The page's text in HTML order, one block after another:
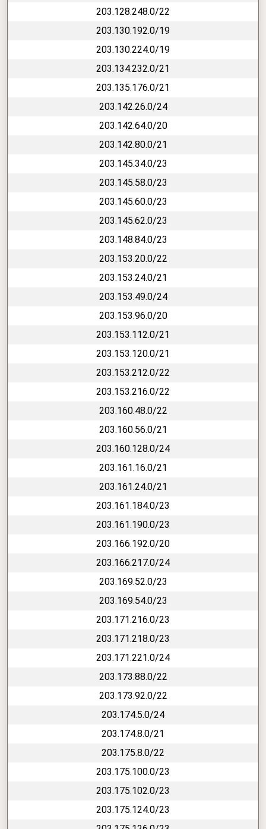
203.128.248.0/22
203.130.192.0/19
203.130.224.0/19
203.134.232.0/21
203.135.176.0/21
203.142.26.0/24
203.142.64.0/20
203.142.80.0/21
203.145.34.0/23
203.145.58.0/23
203.145.60.0/23
203.145.62.0/23
203.148.84.0/23
203.153.20.0/22
203.153.24.0/21
203.153.49.0/24
203.153.96.0/20
203.153.112.0/21
203.153.120.0/21
203.153.212.0/22
203.153.216.0/22
203.160.48.0/22
203.160.56.0/21
203.160.128.0/24
203.161.16.0/21
203.161.24.0/21
203.161.184.0/23
203.161.190.0/23
203.166.192.0/20
203.166.217.0/24
203.169.52.0/23
203.169.54.0/23
203.171.216.0/23
203.171.218.0/23
203.171.221.0/24
203.173.88.0/22
203.173.92.0/22
203.174.5.0/24
203.174.8.0/21
203.175.8.0/22
203.175.100.0/23
203.175.102.0/23
203.175.124.0/23